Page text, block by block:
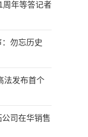
周年等答记者
：勿忘历史
法发布首个
司在华销售